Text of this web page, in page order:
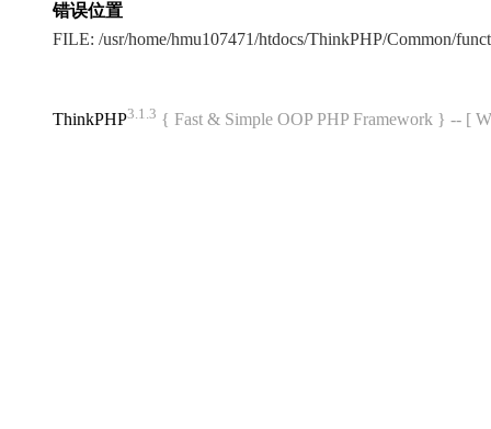
错误位置
FILE: /usr/home/hmu107471/htdocs/ThinkPHP/Common/
ThinkPHP3.1.3 { Fast & Simple OOP PHP Framework } -- [